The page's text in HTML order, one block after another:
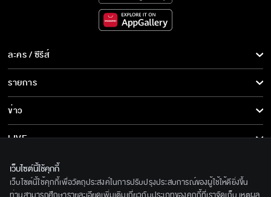
ละคร / ซีรีส์
ละคร/ซีรีส์
ซีรีส์นานาชาติ
การ์ตูน & เกม
รายการ
รายการทั้งหมด
ข่าว
ข่าวทั้งหมด
ข่าวประชาสัมพันธ์
LIVE
เกี่ยวกับเรา
BEC World
ติดตามเราได้ที่
เว็บไซต์นี้ใช้คุกกี้
เว็บไซต์นี้ใช้คุกกี้เพื่อวัตถุประสงค์ในการปรับปรุงประสบการณ์ของผู้ใช้ให้ดียิ่งขึ้น